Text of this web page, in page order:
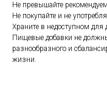
Не превышайте
Не покупайте и не
Храните в недоступном для
Пищевые добавки не
разнообразного и
жизни.